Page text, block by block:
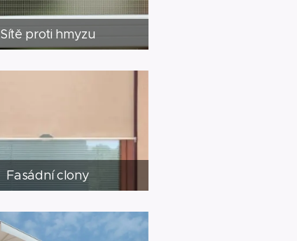
Sítě proti hmyzu
Fasádní clony